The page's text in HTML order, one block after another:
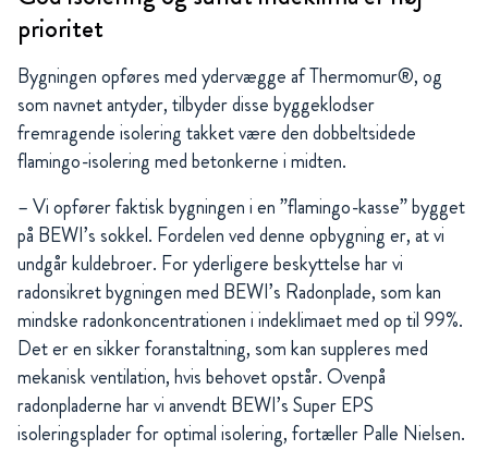
prioritet
Bygningen opføres med ydervægge af Thermomur®, og
som navnet antyder, tilbyder disse byggeklodser
fremragende isolering takket være den dobbeltsidede
flamingo-isolering med betonkerne i midten.
– Vi opfører faktisk bygningen i en ”flamingo-kasse” bygget
på BEWI’s sokkel. Fordelen ved denne opbygning er, at vi
undgår kuldebroer. For yderligere beskyttelse har vi
radonsikret bygningen med BEWI’s Radonplade, som kan
mindske radonkoncentrationen i indeklimaet med op til 99%.
Det er en sikker foranstaltning, som kan suppleres med
mekanisk ventilation, hvis behovet opstår. Ovenpå
radonpladerne har vi anvendt BEWI’s Super EPS
isoleringsplader for optimal isolering, fortæller Palle Nielsen.